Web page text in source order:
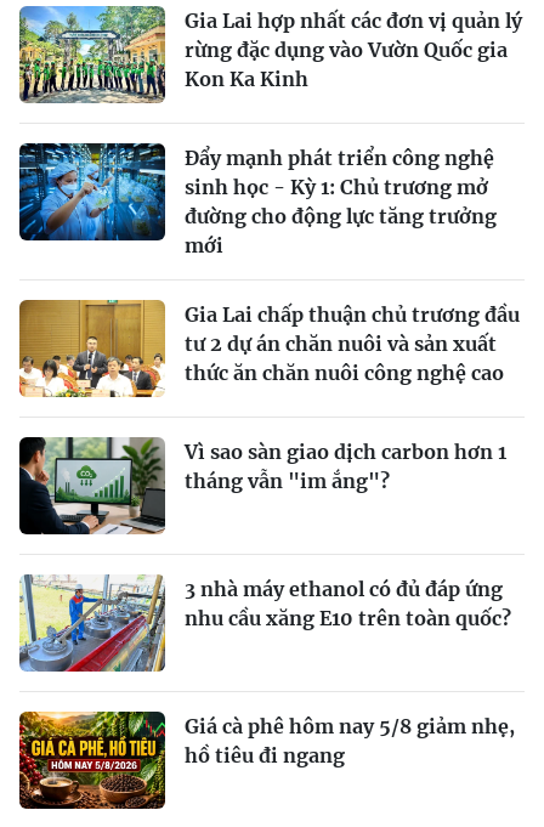
Gia Lai hợp nhất các đơn vị quản lý
rừng đặc dụng vào Vườn Quốc gia
Kon Ka Kinh
Đẩy mạnh phát triển công nghệ
sinh học - Kỳ 1: Chủ trương mở
đường cho động lực tăng trưởng
mới
Gia Lai chấp thuận chủ trương đầu
tư 2 dự án chăn nuôi và sản xuất
thức ăn chăn nuôi công nghệ cao
Vì sao sàn giao dịch carbon hơn 1
tháng vẫn "im ắng"?
3 nhà máy ethanol có đủ đáp ứng
nhu cầu xăng E10 trên toàn quốc?
Giá cà phê hôm nay 5/8 giảm nhẹ,
hồ tiêu đi ngang